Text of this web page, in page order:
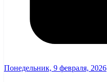
Понедельник, 9 февраля, 2026